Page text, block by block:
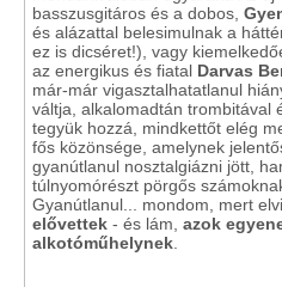
basszusgitáros és a dobos,
és alázattal belesimulnak a
ez is dicséret!), vagy
az energikus és fiatal Darvas
már-már vigasztalhatatlanul
váltja, alkalomadtán trombitával
tegyük hozzá, mindkettőt elég
fős közönsége, amelynek
gyanútlanul nosztalgiázni jött,
túlnyomórészt pörgős
Gyanútlanul... mondom, mert
elővettek - és lám, azok
alkotóműhelynek